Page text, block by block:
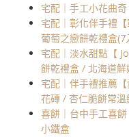
宅配｜手工小花曲
宅配｜彰化伴手禮
葡萄之戀餅乾禮盒(7
宅配｜淡水甜點【
餅乾禮盒 / 北海道鮮
宅配｜伴手禮推薦
花磚 / 杏仁脆餅常
喜餅｜台中手工喜
小鐵盒